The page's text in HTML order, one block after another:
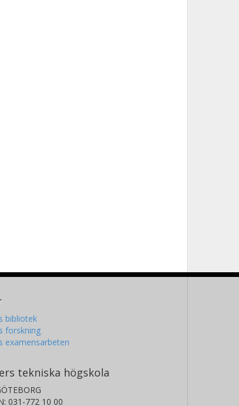
bibliotek
forskning
examensarbeten
tekniska högskola
031-772 10 00